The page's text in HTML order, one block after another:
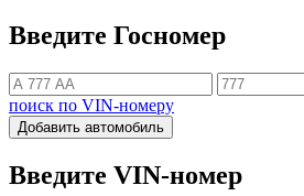
Введите Госномер
поиск по VIN-номеру
Добавить автомобиль
Введите VIN-номер